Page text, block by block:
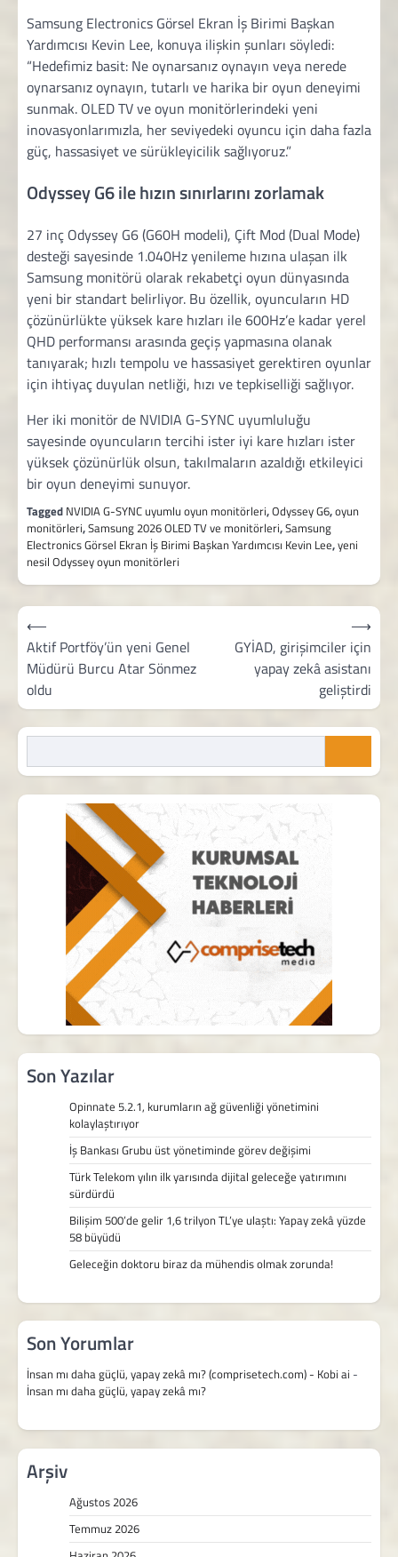
Samsung Electronics Görsel Ekran İş Birimi Başkan
Yardımcısı Kevin Lee, konuya ilişkin şunları söyledi:
“Hedefimiz basit: Ne oynarsanız oynayın veya nerede
oynarsanız oynayın, tutarlı ve harika bir oyun deneyimi
sunmak. OLED TV ve oyun monitörlerindeki yeni
inovasyonlarımızla, her seviyedeki oyuncu için daha fazla
güç, hassasiyet ve sürükleyicilik sağlıyoruz.”
Odyssey G6 ile hızın sınırlarını zorlamak
27 inç Odyssey G6 (G60H modeli), Çift Mod (Dual Mode)
desteği sayesinde 1.040Hz yenileme hızına ulaşan ilk
Samsung monitörü olarak rekabetçi oyun dünyasında
yeni bir standart belirliyor. Bu özellik, oyuncuların HD
çözünürlükte yüksek kare hızları ile 600Hz’e kadar yerel
QHD performansı arasında geçiş yapmasına olanak
tanıyarak; hızlı tempolu ve hassasiyet gerektiren oyunlar
için ihtiyaç duyulan netliği, hızı ve tepkiselliği sağlıyor.
Her iki monitör de NVIDIA G-SYNC uyumluluğu
sayesinde oyuncuların tercihi ister iyi kare hızları ister
yüksek çözünürlük olsun, takılmaların azaldığı etkileyici
bir oyun deneyimi sunuyor.
Tagged NVIDIA G-SYNC uyumlu oyun monitörleri,Odyssey G6,oyun
monitörleri,Samsung 2026 OLED TV ve monitörleri,Samsung
Electronics Görsel Ekran İş Birimi Başkan Yardımcısı Kevin Lee,yeni
nesil Odyssey oyun monitörleri
Yazı
gezinmesi
⟵
Aktif Portföy’ün yeni Genel
Müdürü Burcu Atar Sönmez
oldu
GYİAD, girişimciler için
yapay zekâ asistanı
geliştirdi
⟶
Son Yazılar
Opinnate 5.2.1, kurumların ağ güvenliği yönetimini
kolaylaştırıyor
İş Bankası Grubu üst yönetiminde görev değişimi
Türk Telekom yılın ilk yarısında dijital geleceğe yatırımını
sürdürdü
Bilişim 500’de gelir 1,6 trilyon TL’ye ulaştı: Yapay zekâ yüzde
58 büyüdü
Geleceğin doktoru biraz da mühendis olmak zorunda!
Son Yorumlar
İnsan mı daha güçlü, yapay zekâ mı? (comprisetech.com) - Kobi ai -
İnsan mı daha güçlü, yapay zekâ mı?
Arşiv
Ağustos 2026
Temmuz 2026